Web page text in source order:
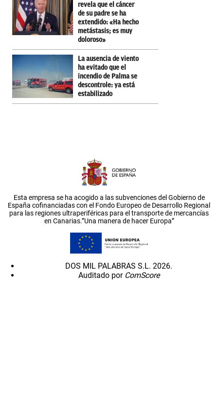
revela que el cáncer
de su padre se ha
extendido: «Ha hecho
metástasis; es muy
doloroso»
La ausencia de viento
ha evitado que el
incendio de Palma se
descontrole: ya está
estabilizado
Esta empresa se ha acogido a las subvenciones del Gobierno de
España cofinanciadas con el Fondo Europeo de Desarrollo Regional
para las regiones ultraperiféricas para el transporte de mercancías
en Canarias.”Una manera de hacer Europa”
DOS MIL PALABRAS S.L. 2026.
Auditado por ComScore